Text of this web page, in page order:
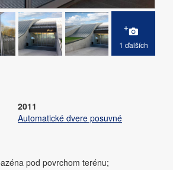
1 ďalších
2011
Automatické dvere posuvné
pod povrchom terénu;